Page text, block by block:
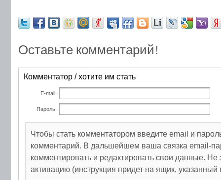
Оставьте комментарий!
Комментатор / хотите им стать
E-mail:
Пароль:
Чтобы стать комментатором введите email и
комментарий. В дальшейшем ваша связка email-
комментировать и редактировать свои данные. Не
активацию (инструкция придет на ящик, указанный